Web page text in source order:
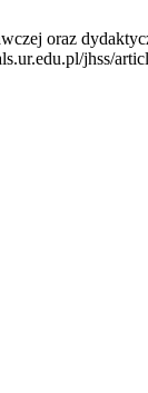
oraz
jhss/